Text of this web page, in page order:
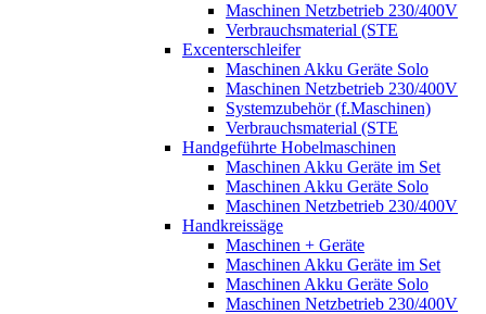
Maschinen Netzbetrieb 230/400V
Verbrauchsmaterial (STE
Excenterschleifer
Maschinen Akku Geräte Solo
Maschinen Netzbetrieb 230/400V
Systemzubehör (f.Maschinen)
Verbrauchsmaterial (STE
Handgeführte Hobelmaschinen
Maschinen Akku Geräte im Set
Maschinen Akku Geräte Solo
Maschinen Netzbetrieb 230/400V
Handkreissäge
Maschinen + Geräte
Maschinen Akku Geräte im Set
Maschinen Akku Geräte Solo
Maschinen Netzbetrieb 230/400V